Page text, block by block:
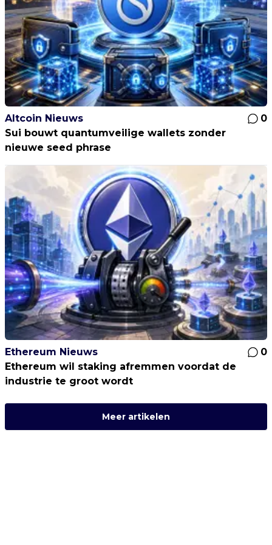
Altcoin Nieuws
0
Sui bouwt quantumveilige wallets zonder
nieuwe seed phrase
Ethereum Nieuws
0
Ethereum wil staking afremmen voordat de
industrie te groot wordt
Meer artikelen